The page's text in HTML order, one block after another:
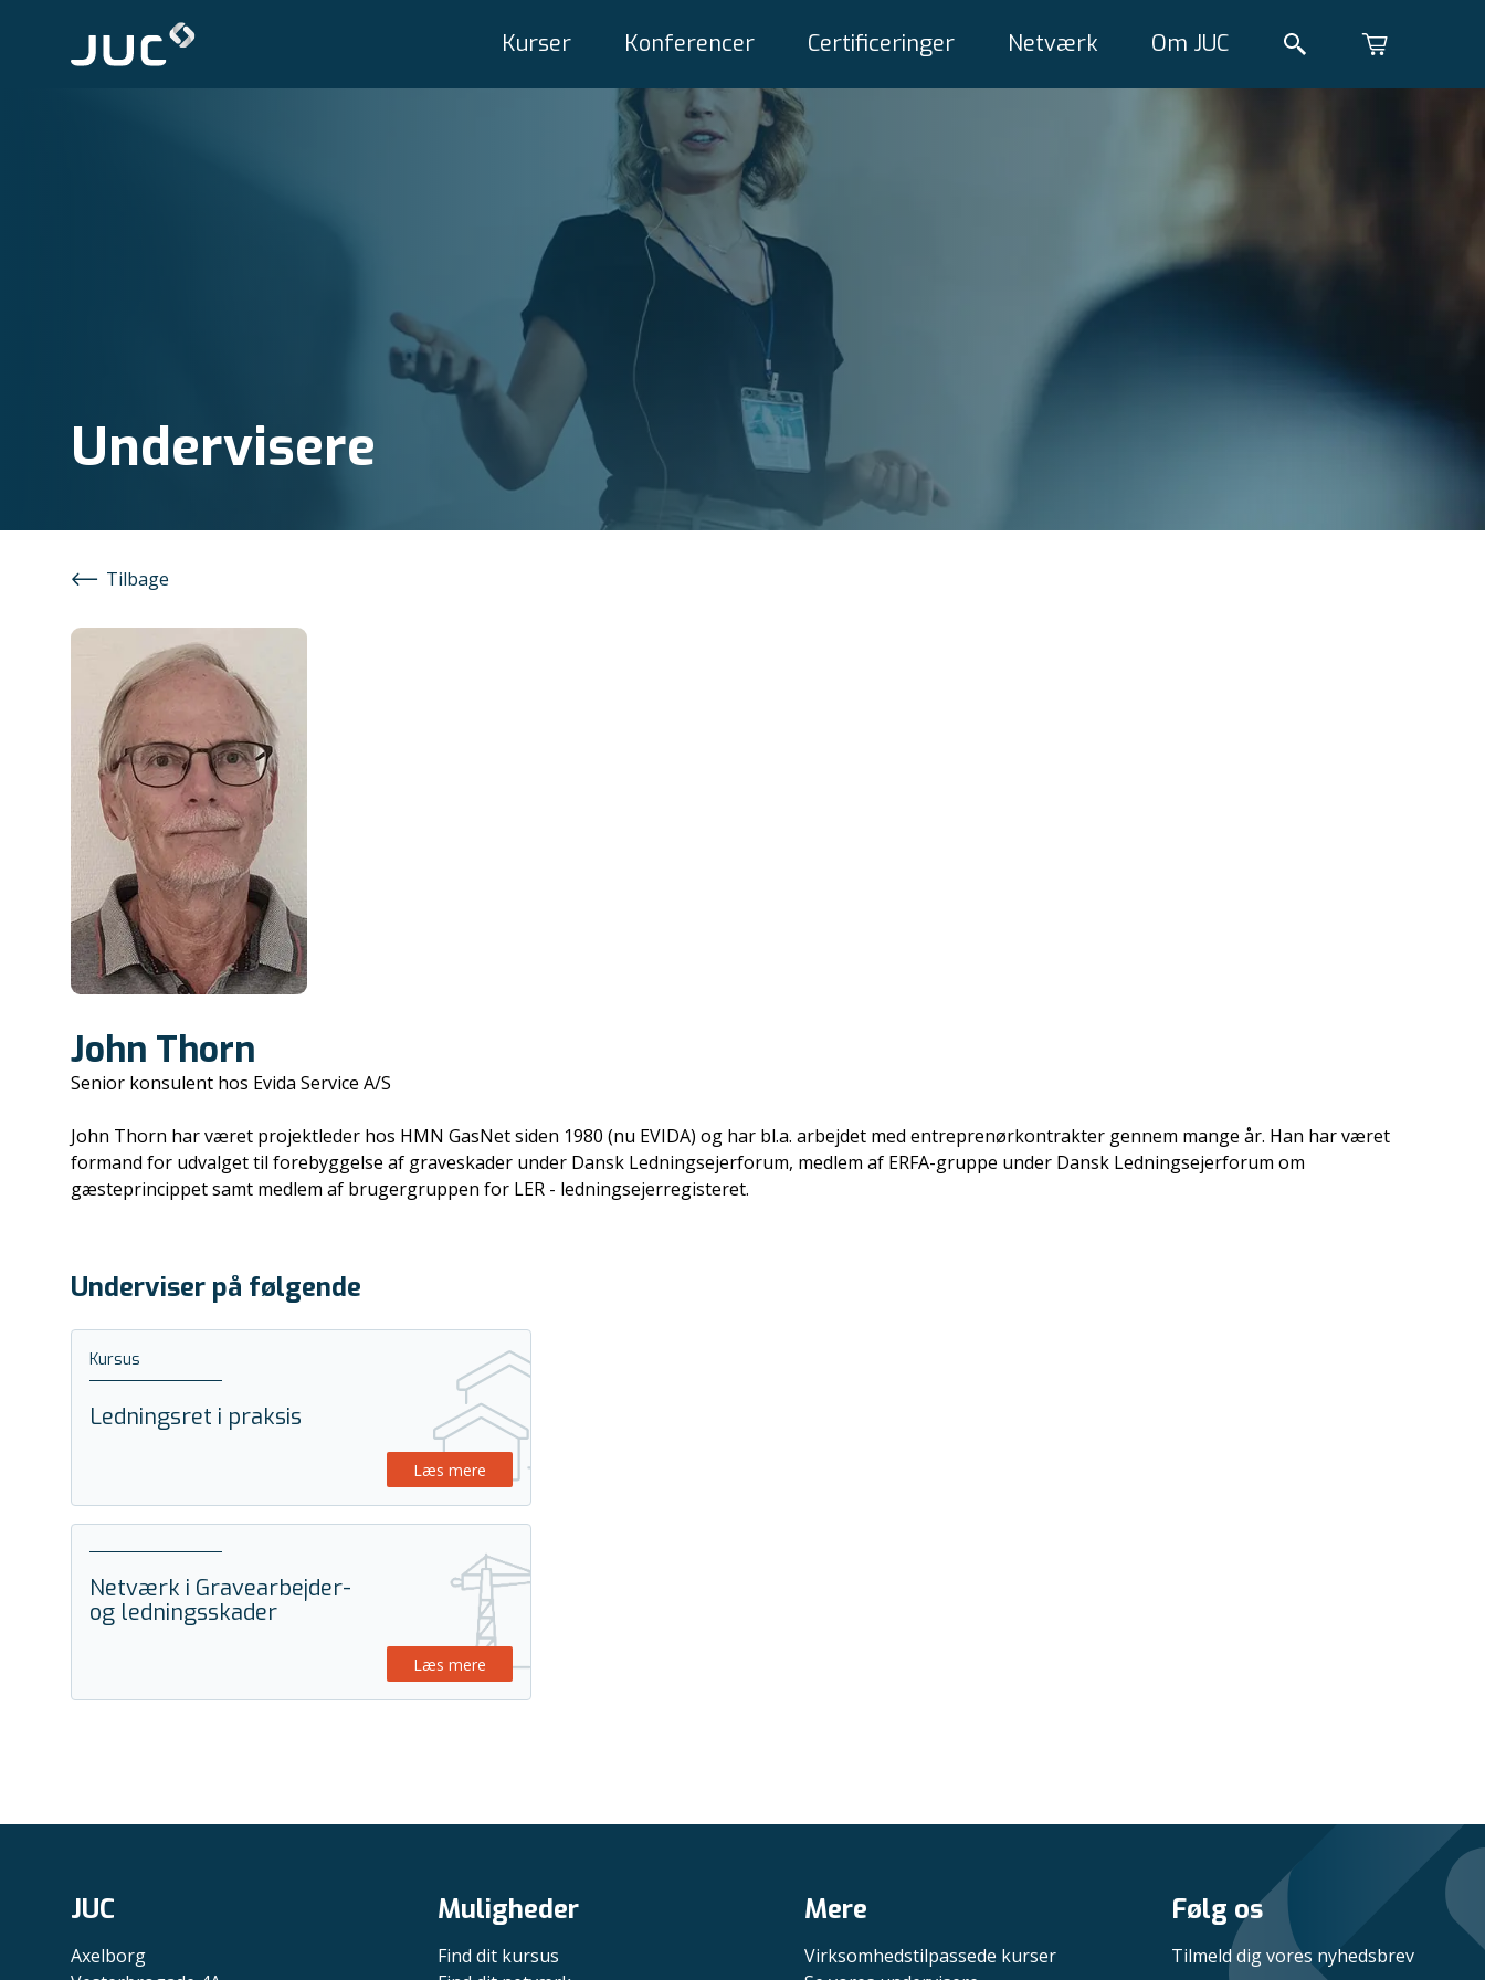
Kurser Konferencer Certificeringer Netværk Om JUC
Undervisere
Tilbage
John Thorn
Senior konsulent hos Evida Service A/S
John Thorn har været projektleder hos HMN GasNet siden 1980 (nu EVIDA) og har bl.a. arbejdet med entreprenørkontrakter gennem mange år. Han har været
formand for udvalget til forebyggelse af graveskader under Dansk Ledningsejerforum, medlem af ERFA-gruppe under Dansk Ledningsejerforum om
gæsteprincippet samt medlem af brugergruppen for LER - ledningsejerregisteret.
Underviser på følgende
Kursus
Ledningsret i praksis
Læs mere
Netværk i Gravearbejder-
og ledningsskader
Læs mere
JUC
Axelborg
Muligheder
Find dit kursus
Mere
Virksomhedstilpassede kurser
Følg os
Tilmeld dig vores nyhedsbrev